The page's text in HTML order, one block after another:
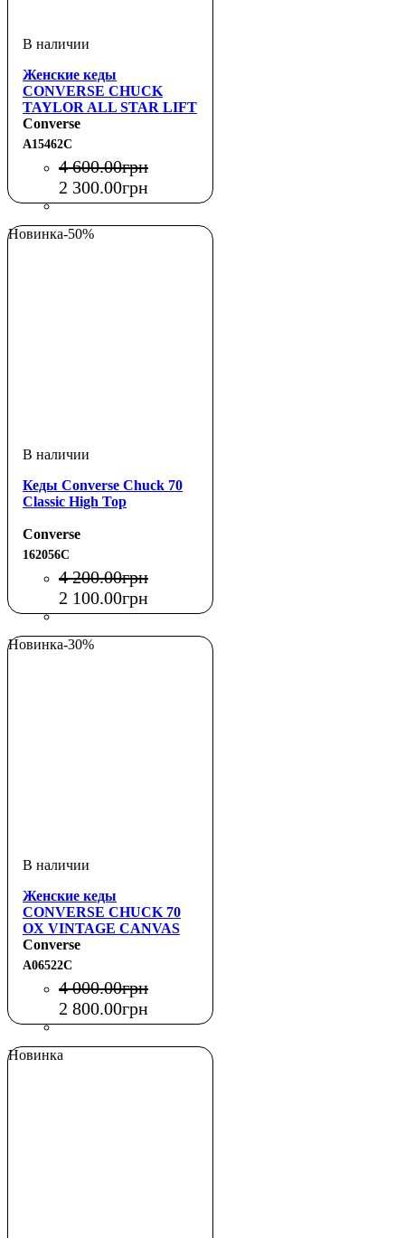
Женские кеды
CONVERSE CHUCK
TAYLOR ALL STAR LIFT
PLATFORM HI
LEOPARD
Converse
A15462C
4 600.00грн
2 300.00грн
Новинка-50%
Кеды Converse Chuck 70
Classic High Top
Converse
162056C
4 200.00грн
2 100.00грн
Новинка-30%
Женские кеды
CONVERSE CHUCK 70
OX VINTAGE CANVAS
CLOUDY DAZE
Converse
A06522C
4 000.00грн
2 800.00грн
Новинка